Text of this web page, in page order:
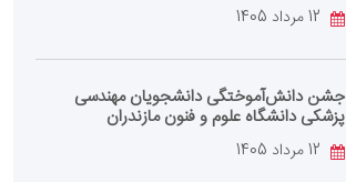
جشن دانش‌آموختگی دانشجویان مهندسی
پزشکی دانشگاه علوم و فنون مازندران